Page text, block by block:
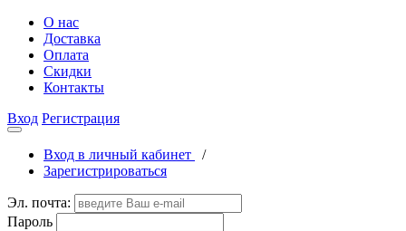
О нас
Доставка
Оплата
Скидки
Контакты
Вход Регистрация
Вход в личный кабинет
/
Зарегистрироваться
Эл. почта:
Пароль